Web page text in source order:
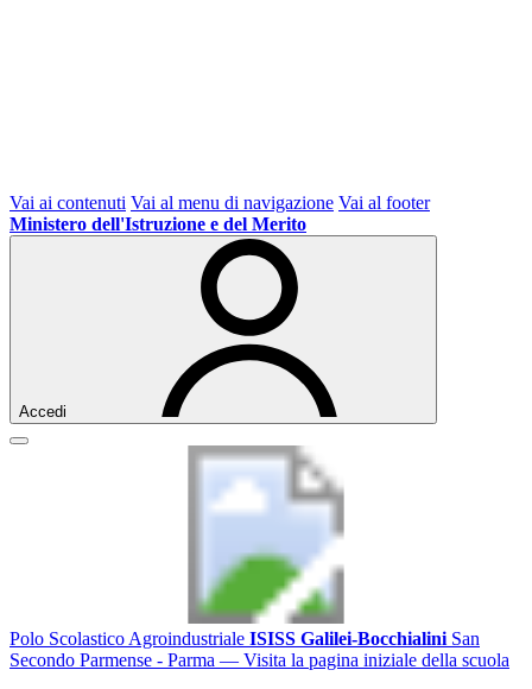
Vai ai contenuti Vai al menu di navigazione Vai al footer
Ministero dell'Istruzione e del Merito
Accedi
Polo Scolastico Agroindustriale ISISS Galilei-Bocchialini San
Secondo Parmense - Parma — Visita la pagina iniziale della scuola